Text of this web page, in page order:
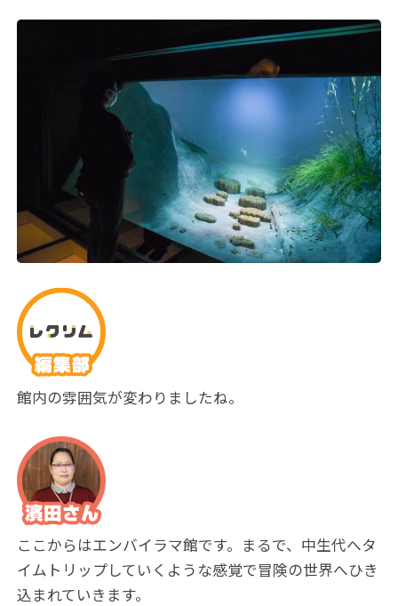
館内の雰囲気が変わりましたね。
ここからはエンバイラマ館です。まるで、中生代へタ
イムトリップしていくような感覚で冒険の世界へひき
込まれていきます。